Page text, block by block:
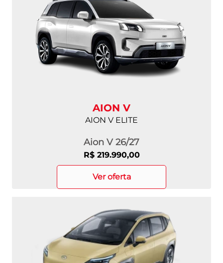
AION V
AION V ELITE
Aion V 26/27
R$ 219.990,00
ver oferta